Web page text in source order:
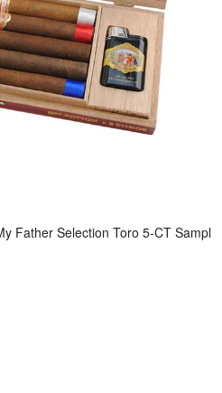
Father Selection Toro 5-CT Sampl